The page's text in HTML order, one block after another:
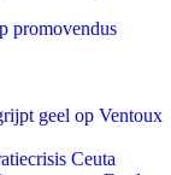
promovendus
geel op Ventoux
Ceuta